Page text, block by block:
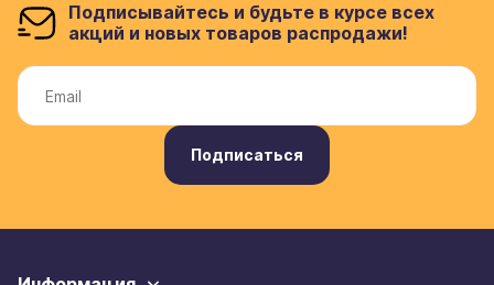
Подписывайтесь и будьте в курсе всех
акций и новых товаров распродажи!
Подписаться